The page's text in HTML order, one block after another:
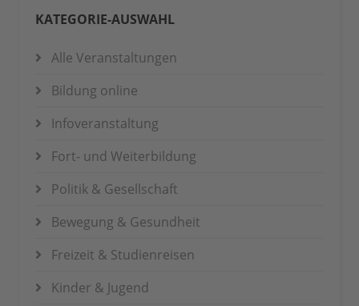
KATEGORIE-AUSWAHL
Alle Veranstaltungen
Bildung online
Infoveranstaltung
Fort- und Weiterbildung
Politik & Gesellschaft
Bewegung & Gesundheit
Freizeit & Studienreisen
Kinder & Jugend